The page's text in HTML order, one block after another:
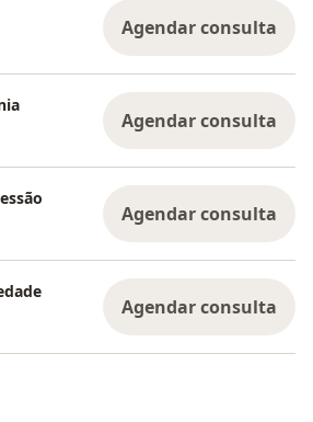
Agendar consulta
Agendar consulta
Agendar consulta
Agendar consulta